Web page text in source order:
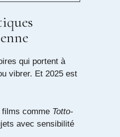
qui portent à
vibrer. Et 2025 est
films comme Totto-
avec sensibilité